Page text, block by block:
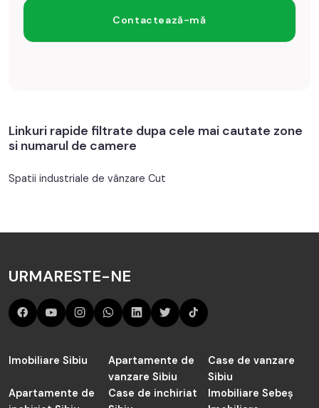
Linkuri rapide filtrate dupa cele mai cautate zone
si numarul de camere
Spatii industriale de vânzare Cut
URMARESTE-NE
Imobiliare Sibiu
Apartamente de
vanzare Sibiu
Case de vanzare
Sibiu
Apartamente de
Case de inchiriat
Imobiliare Sebeș